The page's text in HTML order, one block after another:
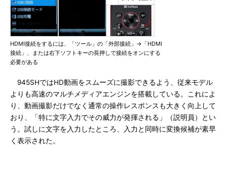
HDMI接続をするには、「ツール」の「外部接続」→「HDMI
接続」、または右下ソフトキーの長押しで接続をオンにする
必要がある
945SHではHD動画をスムーズに撮影できるよう、従来モデル
よりも高速のマルチメディアエンジンを搭載している。これによ
り、動画撮影だけでなく通常の操作レスポンスも大きく向上して
おり、「特に文字入力でその威力が発揮される」（説明員）とい
う。試しに文字を入力したところ、入力と同時に変換候補が素早
く表示された。